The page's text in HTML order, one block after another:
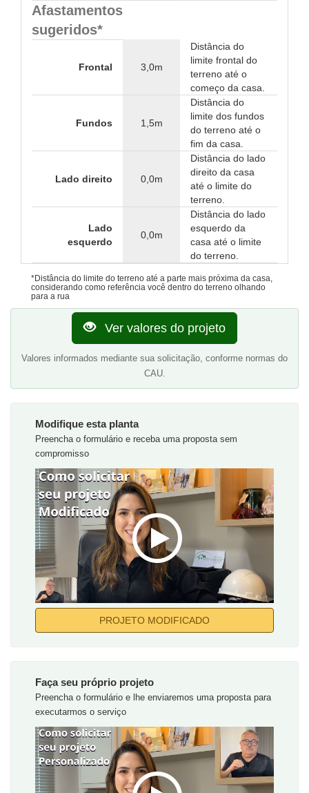
Afastamentos
sugeridos*
Frontal 3,0m
Distância do
limite frontal do
terreno até o
começo da casa.
Fundos 1,5m
Distância do
limite dos fundos
do terreno até o
fim da casa.
Lado direito 0,0m
Distância do lado
direito da casa
até o limite do
terreno.
Lado
esquerdo
0,0m
Distância do lado
esquerdo da
casa até o limite
do terreno.
*Distância do limite do terreno até a parte mais próxima da casa,
considerando como referência você dentro do terreno olhando
para a rua
Ver valores do projeto
Valores informados mediante sua solicitação, conforme normas do
CAU.
Modifique esta planta
Preencha o formulário e receba uma proposta sem
compromisso
PROJETO MODIFICADO
Faça seu próprio projeto
Preencha o formulário e lhe enviaremos uma proposta para
executarmos o serviço